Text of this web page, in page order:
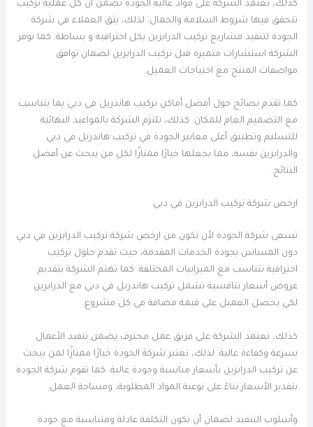
كذلك، تعتمد الشركة على مواد عالية الجودة تضمن أن كل عملية تركيب
تتحقق فيها شروط السلامة والجمال. لذلك، يثق العملاء في شركة
الجودة لتنفيذ مشاريع تركيب الدرابزين بكل احترافية و بساطة. كما توفر
الشركة استشارات متميزة قبل تركيب الدرابزين لضمان توافق
مواصفات المنتج مع احتياجات العميل.
كما تقدم نصائح حول أفضل أماكن تركيب هاندريل في دبي بما يتناسب
مع التصميم العام للمكان. كذلك، تلتزم الشركة بالمواعيد النهائية
للتسليم وتطبيق أعلى معايير الجودة في تركيب هاندريل في دبي
والدرابزين نفسه، مما يجعلها خيارًا ممتازًا لكل من يبحث عن أفضل
النتائج.
ارخص شركة تركيب الدرابزين في دبي
تسعى شركة الجودة لأن تكون من ارخص شركة تركيب الدرابزين في دبي
دون المساس بجودة الخدمات المقدمة، حيث تقدم حلول تركيب
احترافية تتناسب مع الميزانيات المختلفة. كما تهتم الشركة بتقديم
عروض أسعار تنافسية تشمل تركيب هاندريل في دبي مع الدرابزين
لكي يحصل العميل على قيمة مضافة في كل مشروع.
كذلك، تعتمد الشركة على فريق عمل محترف يضمن تنفيذ الأعمال
بسرعة وكفاءة عالية. لذلك، تعتبر شركة الجودة خيارًا ممتازًا لمن يبحث
عن تركيب الدرابزين بأسعار مناسبة وجودة عالية. كما تقوم شركة الجودة
بتقدير الأسعار بناءً على نوعية المواد المطلوبة، ومساحة العمل.
وأسلوب التنفيذ لضمان أن تكون التكلفة عادلة ومتناسبة مع جودة